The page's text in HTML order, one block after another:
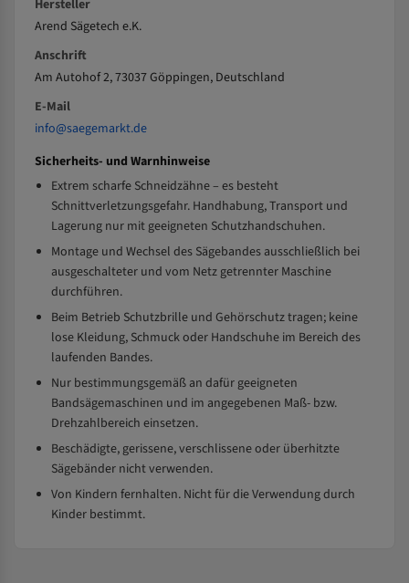
Hersteller
Arend Sägetech e.K.
Anschrift
Am Autohof 2, 73037 Göppingen, Deutschland
E-Mail
info@saegemarkt.de
Sicherheits- und Warnhinweise
Extrem scharfe Schneidzähne – es besteht
Schnittverletzungsgefahr. Handhabung, Transport und
Lagerung nur mit geeigneten Schutzhandschuhen.
Montage und Wechsel des Sägebandes ausschließlich bei
ausgeschalteter und vom Netz getrennter Maschine
durchführen.
Beim Betrieb Schutzbrille und Gehörschutz tragen; keine
lose Kleidung, Schmuck oder Handschuhe im Bereich des
laufenden Bandes.
Nur bestimmungsgemäß an dafür geeigneten
Bandsägemaschinen und im angegebenen Maß- bzw.
Drehzahlbereich einsetzen.
Beschädigte, gerissene, verschlissene oder überhitzte
Sägebänder nicht verwenden.
Von Kindern fernhalten. Nicht für die Verwendung durch
Kinder bestimmt.